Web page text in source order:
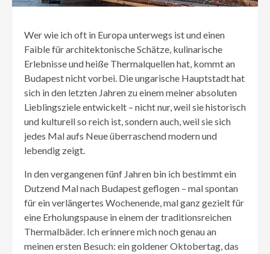
Wer wie ich oft in Europa unterwegs ist und einen
Faible für architektonische Schätze, kulinarische
Erlebnisse und heiße Thermalquellen hat, kommt an
Budapest nicht vorbei. Die ungarische Hauptstadt hat
sich in den letzten Jahren zu einem meiner absoluten
Lieblingsziele entwickelt – nicht nur, weil sie historisch
und kulturell so reich ist, sondern auch, weil sie sich
jedes Mal aufs Neue überraschend modern und
lebendig zeigt.
In den vergangenen fünf Jahren bin ich bestimmt ein
Dutzend Mal nach Budapest geflogen – mal spontan
für ein verlängertes Wochenende, mal ganz gezielt für
eine Erholungspause in einem der traditionsreichen
Thermalbäder. Ich erinnere mich noch genau an
meinen ersten Besuch: ein goldener Oktobertag, das